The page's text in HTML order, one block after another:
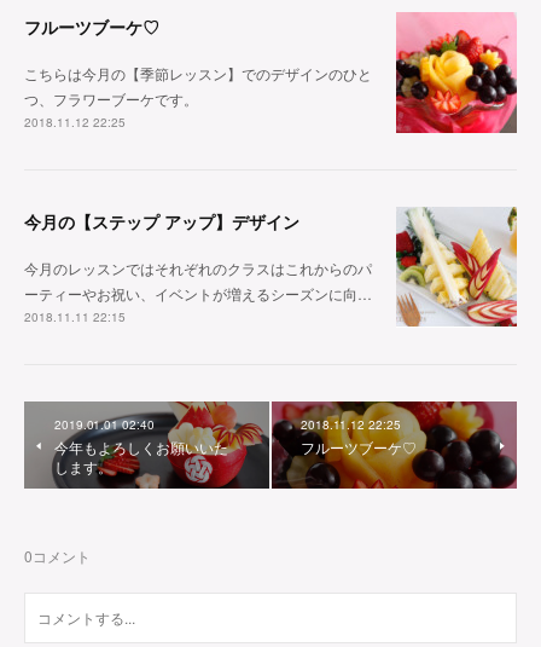
フルーツブーケ♡
こちらは今月の【季節レッスン】でのデザインのひと
つ、フラワーブーケです。
2018.11.12 22:25
今月の【ステップ アップ】デザイン
今月のレッスンではそれぞれのクラスはこれからのパ
ーティーやお祝い、イベントが増えるシーズンに向…
2018.11.11 22:15
2019.01.01 02:40
今年もよろしくお願いいた
します。
2018.11.12 22:25
フルーツブーケ♡
0コメント